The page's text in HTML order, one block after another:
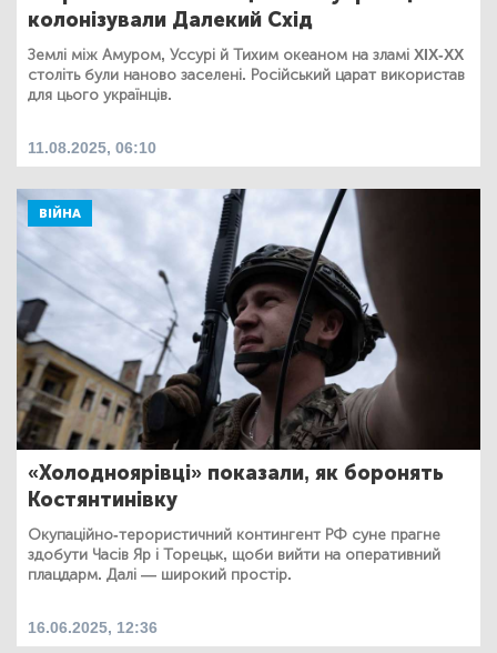
колонізували Далекий Схід
Землі між Амуром, Уссурі й Тихим океаном на зламі XIX-XX
століть були наново заселені. Російський царат використав
для цього українців.
11.08.2025, 06:10
ВІЙНА
«Холодноярівці» показали, як боронять
Костянтинівку
Окупаційно-терористичний контингент РФ суне прагне
здобути Часів Яр і Торецьк, щоби вийти на оперативний
плацдарм. Далі — широкий простір.
16.06.2025, 12:36